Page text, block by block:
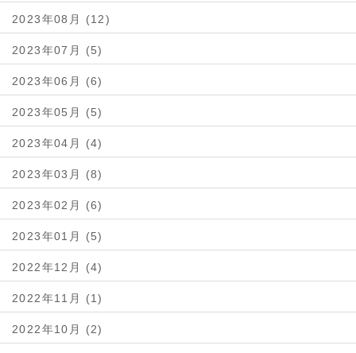
2023年08月 (12)
2023年07月 (5)
2023年06月 (6)
2023年05月 (5)
2023年04月 (4)
2023年03月 (8)
2023年02月 (6)
2023年01月 (5)
2022年12月 (4)
2022年11月 (1)
2022年10月 (2)